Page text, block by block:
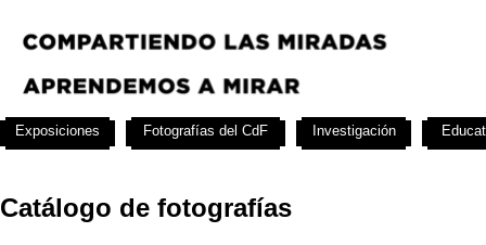
Catálogo de fotografías
Exposiciones Fotografías del CdF Investigación